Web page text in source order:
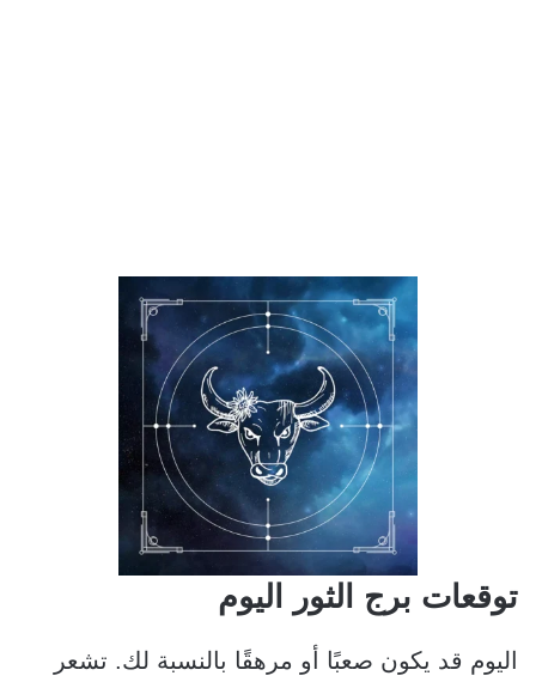
توقعات برج الثور اليوم
اليوم قد يكون صعبًا أو مرهقًا بالنسبة لك. تشعر